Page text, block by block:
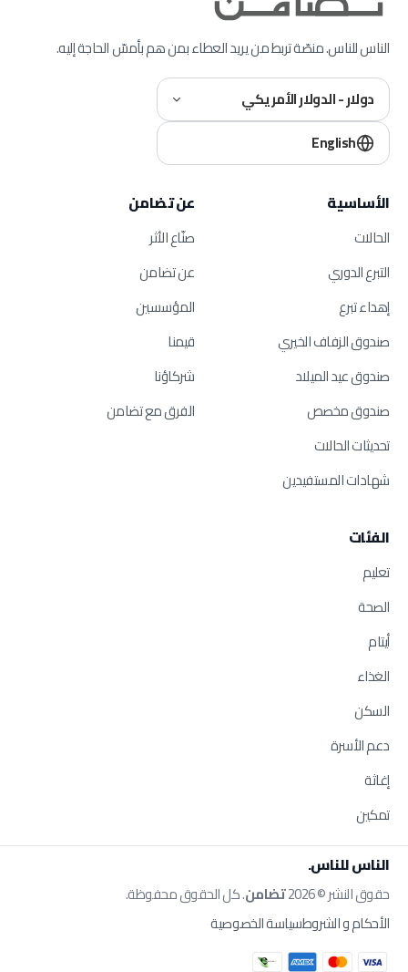
الناس للناس. منصّة تربط من يريد العطاء بمن هم بأمسّ الحاجة إليه.
دولار - الدولار الأمريكي
English
الأساسية
الحالات
التبرع الدوري
إهداء تبرع
صندوق الزفاف الخيري
صندوق عيد الميلاد
صندوق مخصص
تحديثات الحالات
شهادات المستفيدين
عن تضامن
صنّاع الأثر
عن تضامن
المؤسسين
قيمنا
شركاؤنا
الفرق مع تضامن
الفئات
تعليم
الصحة
أيتام
الغذاء
السكن
دعم الأسرة
إغاثة
تمكين
الناس للناس.
حقوق النشر © 2026 تضامن. كل الحقوق محفوظة.
الأحكام و الشروطسياسة الخصوصية